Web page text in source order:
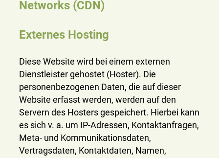
Networks (CDN)
Externes Hosting
Diese Website wird bei einem externen
Dienstleister gehostet (Hoster). Die
personenbezogenen Daten, die auf dieser
Website erfasst werden, werden auf den
Servern des Hosters gespeichert. Hierbei kann
es sich v. a. um IP-Adressen, Kontaktanfragen,
Meta- und Kommunikationsdaten,
Vertragsdaten, Kontaktdaten, Namen,